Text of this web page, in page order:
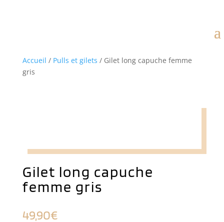
Accueil / Pulls et gilets / Gilet long capuche femme
gris
Gilet long capuche
femme gris
49,90€